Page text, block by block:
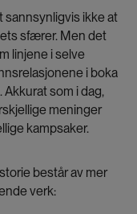
sannsynligvis ikke at
sfærer. Men det
linjene i selve
i boka
som i dag,
meninger
kampsaker.
består av mer
verk: